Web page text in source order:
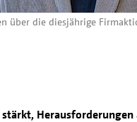
die diesjährige